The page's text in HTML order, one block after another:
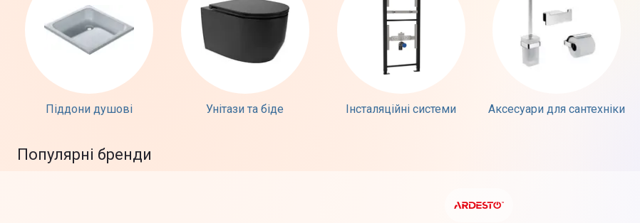
Піддони душові Унітази та біде Інсталяційні системи Аксесуари для сантехніки
Популярні бренди